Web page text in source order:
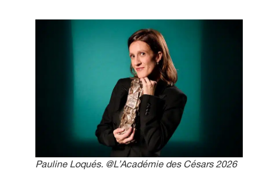
Pauline Loqués. @L’Académie des Césars 2026